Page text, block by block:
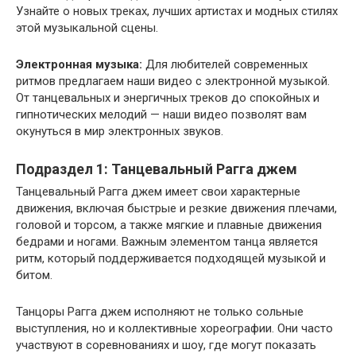
Узнайте о новых треках, лучших артистах и модных стилях
этой музыкальной сцены.
Электронная музыка: Для любителей современных
ритмов предлагаем наши видео с электронной музыкой.
От танцевальных и энергичных треков до спокойных и
гипнотических мелодий — наши видео позволят вам
окунуться в мир электронных звуков.
Подраздел 1: Танцевальный Рагга джем
Танцевальный Рагга джем имеет свои характерные
движения, включая быстрые и резкие движения плечами,
головой и торсом, а также мягкие и плавные движения
бедрами и ногами. Важным элементом танца является
ритм, который поддерживается подходящей музыкой и
битом.
Танцоры Рагга джем исполняют не только сольные
выступления, но и коллективные хореографии. Они часто
участвуют в соревнованиях и шоу, где могут показать